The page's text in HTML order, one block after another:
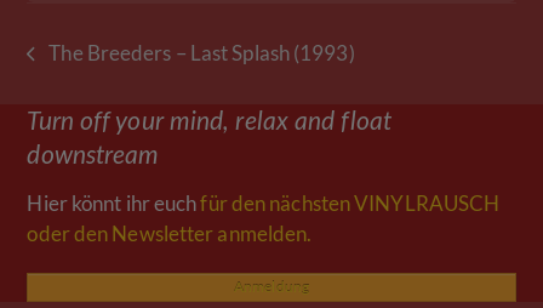
vorheriger
The Breeders – Last Splash (1993)
Turn off your mind, relax and float
downstream
Hier könnt ihr euchfür den nächsten VINYLRAUSCH
oder den Newsletter anmelden.
Anmeldung